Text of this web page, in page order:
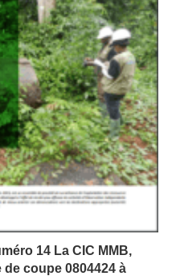
14 La CIC MMB,
coupe 0804424 à